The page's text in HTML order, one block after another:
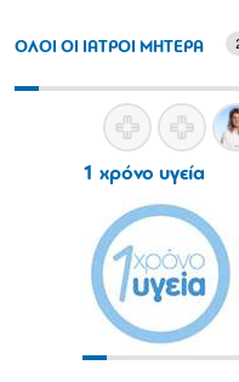
ΟΛΟΙ ΟΙ ΙΑΤΡΟΙ ΜΗΤΕΡΑ
1 χρόνο υγεία